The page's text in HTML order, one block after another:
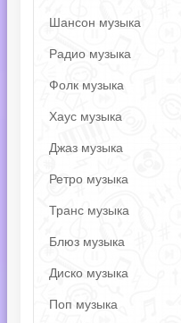
Шансон музыка
Радио музыка
Фолк музыка
Хаус музыка
Джаз музыка
Ретро музыка
Транс музыка
Блюз музыка
Диско музыка
Поп музыка